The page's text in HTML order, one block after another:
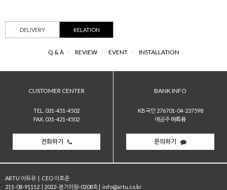
DELIVERY RELATION
Q & A / REVIEW / EVENT / INSTALLATION
CUSTOMER CENTER
TEL. 031-451-4502
FAX. 031-421-4502
전화하기
BANK INFO
KB국민 276701-04-237598
예금주 아트유
문의하기
ARTU 아트유 | CEO 이호준
211-08-91112 | 2022-경기의왕-0208호 | info@artu.co.kr